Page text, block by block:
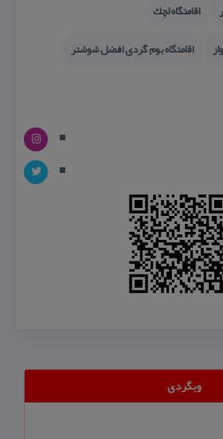
اقامتگاه لچك
اقامتگاه بوم گردی افضل شوشتر
وبگردی